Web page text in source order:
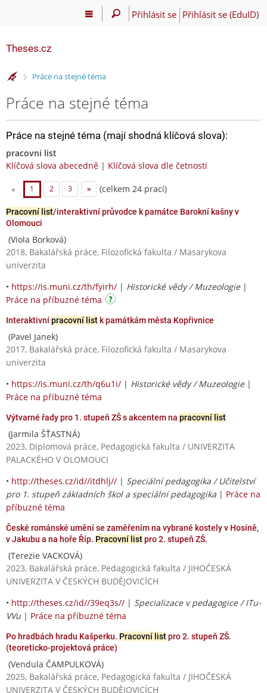
Přihlásit se Přihlásit se (EduID)
Theses.cz
>Práce na stejné téma
Práce na stejné téma
Práce na stejné téma (mají shodná klíčová slova):
pracovni list
Klíčová slova abecedně | Klíčová slova dle četnosti
« 1 2 3 » (celkem 24 prací)
Pracovní list/interaktivní průvodce k památce Barokní kašny v
Olomouci
(Viola Borková)
2018, Bakalářská práce, Filozofická fakulta / Masarykova
univerzita
• https://is.muni.cz/th/fyirh/ | Historické vědy / Muzeologie|
Práce na příbuzné téma
Interaktivnípracovní list k památkám města Kopřivnice
(Pavel Janek)
2017, Bakalářská práce, Filozofická fakulta / Masarykova
univerzita
• https://is.muni.cz/th/q6u1i/ | Historické vědy / Muzeologie|
Práce na příbuzné téma
Výtvarné řady pro 1. stupeň ZŠ s akcentem na pracovní list
(Jarmila ŠŤASTNÁ)
2023, Diplomová práce, Pedagogická fakulta / UNIVERZITA
PALACKÉHO V OLOMOUCI
• http://theses.cz/id//itdhlj// | Speciální pedagogika / Učitelství
pro 1. stupeň základních škol a speciální pedagogika | Práce na
příbuzné téma
České románské umění se zaměřením na vybrané kostely v Hosíně,
v Jakubu a na hoře Říp. Pracovní listpro 2. stupeň ZŠ.
(Terezie VACKOVÁ)
2023, Bakalářská práce, Pedagogická fakulta / JIHOČESKÁ
UNIVERZITA V ČESKÝCH BUDĚJOVICÍCH
• http://theses.cz/id//39eq3s// | Specializace v pedagogice / ITu-
VVu | Práce na příbuzné téma
Po hradbách hradu Kašperku. Pracovní listpro 2. stupeň ZŠ.
(teoreticko-projektová práce)
(Vendula ČAMPULKOVÁ)
2025, Bakalářská práce, Pedagogická fakulta / JIHOČESKÁ
UNIVERZITA V ČESKÝCH BUDĚJOVICÍCH